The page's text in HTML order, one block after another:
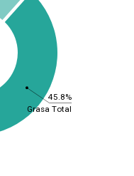
45.8%
Grasa Total